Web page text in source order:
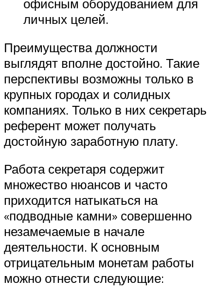
офисным оборудованием для
личных целей.
Преимущества должности
выглядят вполне достойно. Такие
перспективы возможны только в
крупных городах и солидных
компаниях. Только в них секретарь
референт может получать
достойную заработную плату.
Работа секретаря содержит
множество нюансов и часто
приходится натыкаться на
«подводные камни» совершенно
незамечаемые в начале
деятельности. К основным
отрицательным монетам работы
можно отнести следующие: